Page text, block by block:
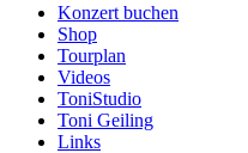
Konzert buchen
Shop
Tourplan
Videos
ToniStudio
Toni Geiling
Links